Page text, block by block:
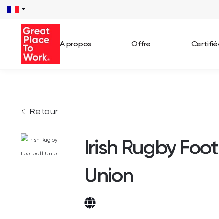
A propos Offre
Cas
Retour
Irish Rugby
Union